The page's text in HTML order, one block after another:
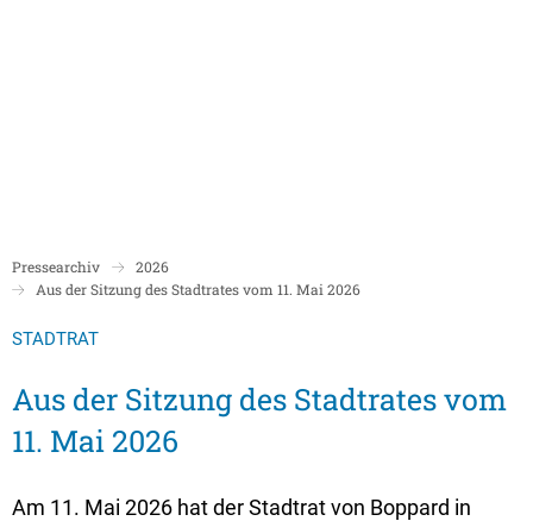
Mandatsträger/innen
Ratsinformation LOGIN für Mandatsträger
Sitzungskalender
Sitzungsbekanntmachungen
Stadtentwicklung/Konzepte
Klimaschutz in Boppard
Pressemitteilungen
Öffentliche Bekanntmachungen
Museum
Gleichstellungsbeauftragte
Freizeit, Kultur und Tourismus
Pressearchiv
2026
Aus der Sitzung des Stadtrates vom 11. Mai 2026
STADTRAT
Aus der Sitzung des Stadtrates vom
11. Mai 2026
Am 11. Mai 2026 hat der Stadtrat von Boppard in